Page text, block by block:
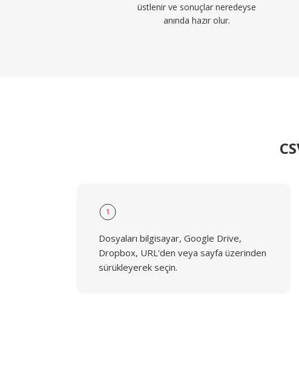
üstlenir ve sonuçlar neredeyse
anında hazır olur.
1
Dosyaları bilgisayar, Google Drive,
Dropbox, URL'den veya sayfa üzerinden
sürükleyerek seçin.